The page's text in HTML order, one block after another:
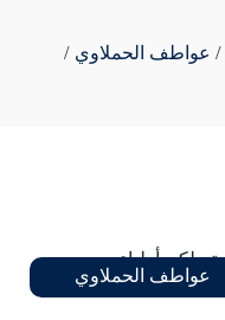
/ عواطف الحملاوي /
عواطف الحملاوي